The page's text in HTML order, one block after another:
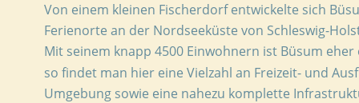
Von einem kleinen Fischerdorf entwickelte sich
Ferienorte an der Nordseeküste von Schleswig-
Mit seinem knapp 4500 Einwohnern ist Büsum
so findet man hier eine Vielzahl an Freizeit- und
Umgebung sowie eine nahezu komplette